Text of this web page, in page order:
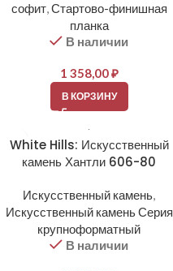
софит,Стартово-финишная
планка
В наличии
1 358,00₽
В КОРЗИНУ
White Hills: Искусственный
камень Хантли 606-80
Искусственный камень,
Искусственный камень Серия
крупноформатный
В наличии